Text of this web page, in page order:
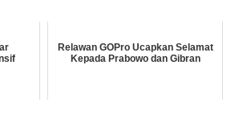
Relawan GOPro Ucapkan Selamat
Kepada Prabowo dan Gibran